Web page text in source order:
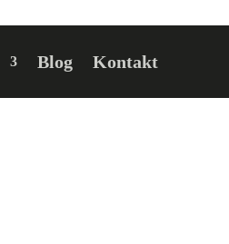
Blog Kontakt